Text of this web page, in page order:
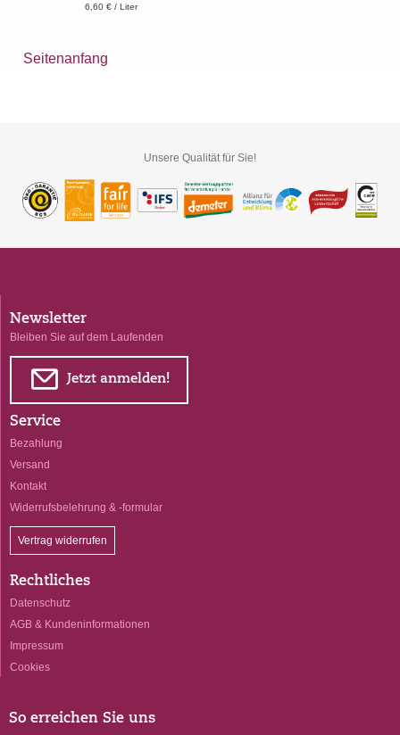
6,60€ / Liter
Seitenanfang
Unsere Qualität für Sie!
So erreichen Sie uns
Newsletter
Bleiben Sie auf dem Laufenden
E Jetzt anmelden!
Service
Bezahlung
Versand
Kontakt
Widerrufsbelehrung & -formular
Vertrag widerrufen
Rechtliches
Datenschutz
AGB & Kundeninformationen
Impressum
Cookies